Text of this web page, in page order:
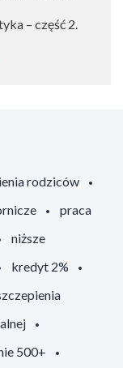
– część 2.
rodziców
praca
niższe
kredyt 2%
500+